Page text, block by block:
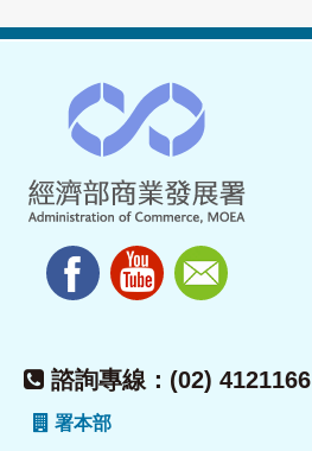
諮詢專線：(02) 4121166
署本部